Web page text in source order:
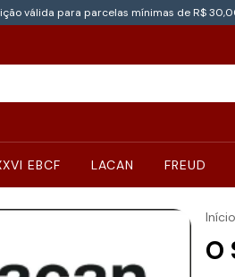
válida para parcelas mínimas de R$
EBCF LACAN FREUD
Início
O